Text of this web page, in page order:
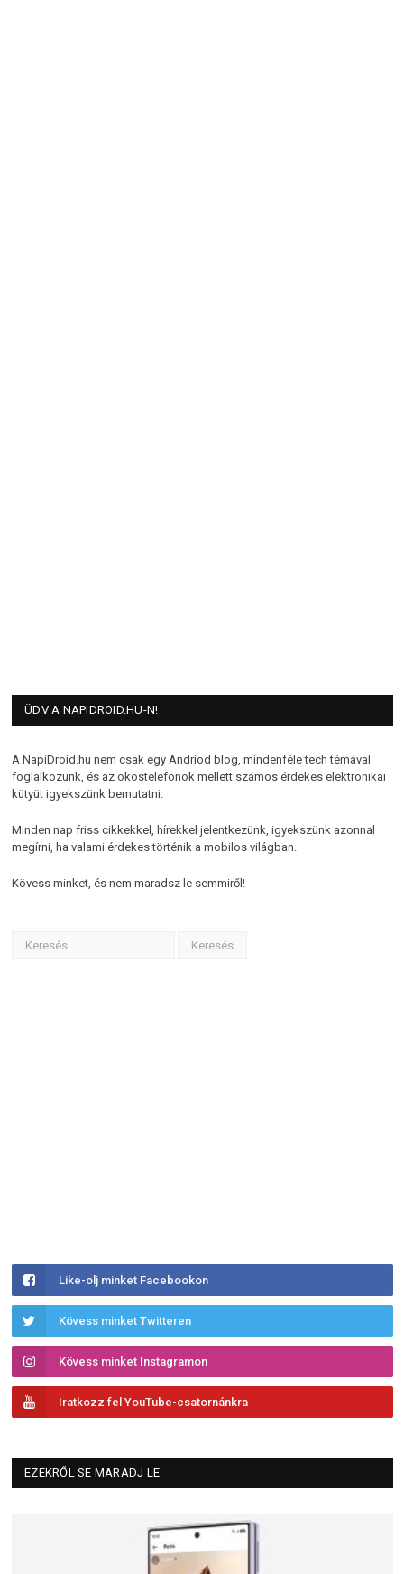
ÜDV A NAPIDROID.HU-N!
A NapiDroid.hu nem csak egy Andriod blog, mindenféle tech témával
foglalkozunk, és az okostelefonok mellett számos érdekes elektronikai
kütyüt igyekszünk bemutatni.
Minden nap friss cikkekkel, hírekkel jelentkezünk, igyekszünk azonnal
megírni, ha valami érdekes történik a mobilos világban.
Kövess minket, és nem maradsz le semmiről!
Like-olj minket Facebookon
Kövess minket Twitteren
Kövess minket Instagramon
Iratkozz fel YouTube-csatornánkra
EZEKRŐL SE MARADJ LE